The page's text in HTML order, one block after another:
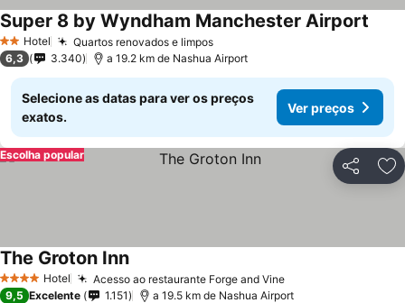
2 Estrelas
Hotel Quartos renovados e limpos
Super 8 by Wyndham Manchester Airport
6,3 3.340 a 19.2 km de Nashua Airport
Selecione as datas para ver os preços
exatos.
Ver preços
Partilhar
Escolha popular
4 EstrelasHotel Acesso ao restaurante Forge and Vine
The Groton Inn
9,5 Excelente 1.151 a 19.5 km de Nashua Airport